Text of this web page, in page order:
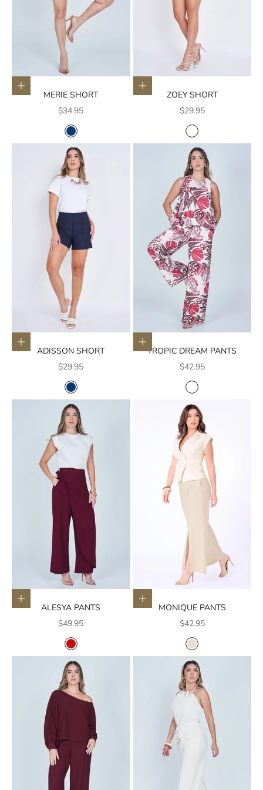
Elige opciones
MERIE SHORT
Precio de oferta
$34.95
COLOR
AZUL
Elige opciones
ZOEY SHORT
Precio de oferta
$29.95
COLOR
BLANCO
Elige opciones
ADISSON SHORT
Precio de oferta
$29.95
COLOR
AZUL
Elige opciones
TROPIC DREAM PANTS
Precio de oferta
$42.95
COLOR
BLANCO
Elige opciones
ALESYA PANTS
Precio de oferta
$49.95
COLOR
ROJO
Elige opciones
MONIQUE PANTS
Precio de oferta
$42.95
COLOR
CREMA